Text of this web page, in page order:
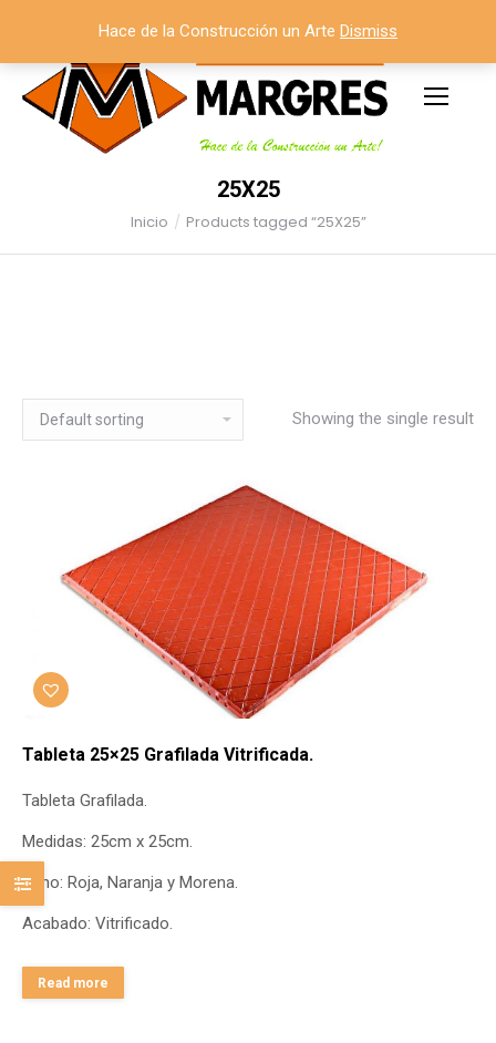
25X25
Inicio Products tagged “25X25”
Showing the single result
Tableta 25×25 Grafilada Vitrificada.
Tableta Grafilada.
Medidas: 25cm x 25cm.
Tono: Roja, Naranja y Morena.
Acabado: Vitrificado.
Read more
Hace de la Construcción un Arte Dismiss